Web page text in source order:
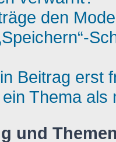
den
Beitrag erst
Thema als
und